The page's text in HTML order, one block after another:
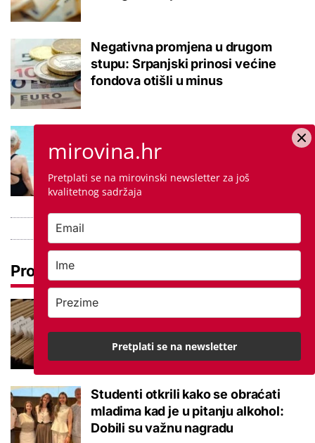
Negativna promjena u drugom
stupu: Srpanjski prinosi većine
fondova otišli u minus
besplatno: Građani se mogu
Pročitaj još
Promjena prakse za sve SC-ove,
potvrđeno
Studenti otkrili kako se obraćati
mladima kad je u pitanju alkohol:
Dobili su važnu nagradu
mirovina.hr
Pretplati se na mirovinski newsletter za još
kvalitetnog sadržaja
Pretplati se na newsletter